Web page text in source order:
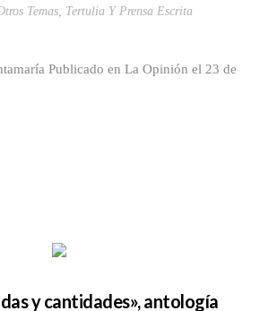
Temas, Tertulia Y Prensa Escrita
Publicado en La Opinión el 23 de
y cantidades», antología